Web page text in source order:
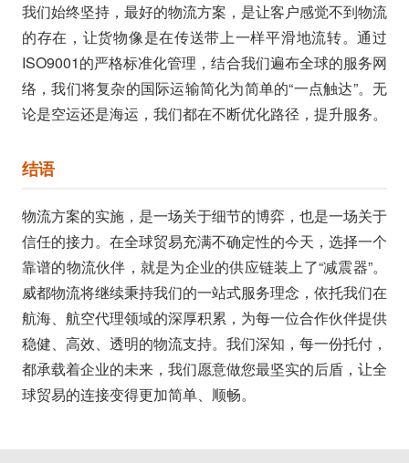
我们始终坚持，最好的物流方案，是让客户感觉不到物流
的存在，让货物像是在传送带上一样平滑地流转。通过
ISO9001的严格标准化管理，结合我们遍布全球的服务网
络，我们将复杂的国际运输简化为简单的“一点触达”。无
论是空运还是海运，我们都在不断优化路径，提升服务。
结语
物流方案的实施，是一场关于细节的博弈，也是一场关于
信任的接力。在全球贸易充满不确定性的今天，选择一个
靠谱的物流伙伴，就是为企业的供应链装上了“减震器”。
威都物流将继续秉持我们的一站式服务理念，依托我们在
航海、航空代理领域的深厚积累，为每一位合作伙伴提供
稳健、高效、透明的物流支持。我们深知，每一份托付，
都承载着企业的未来，我们愿意做您最坚实的后盾，让全
球贸易的连接变得更加简单、顺畅。